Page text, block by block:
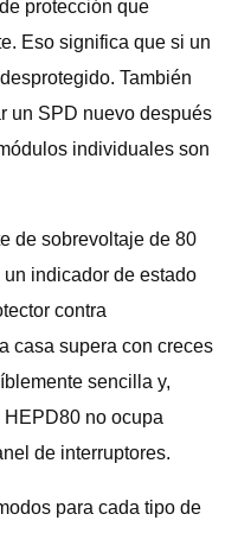
protección que
Eso significa que si un
También
un SPD nuevo después
individuales son
de sobrevoltaje de 80
indicador de estado
contra
casa supera con creces
sencilla y,
no ocupa
de interruptores.
para cada tipo de